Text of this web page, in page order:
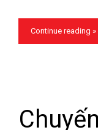
Continue reading »